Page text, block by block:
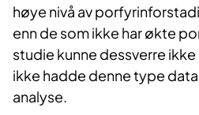
høye nivå av
enn de som ikke har økte
studie kunne dessverre
ikke hadde denne type
analyse.